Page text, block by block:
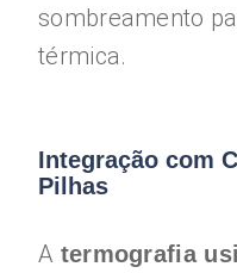
sombreamento
térmica.
Integração com
Pilhas
A termografia